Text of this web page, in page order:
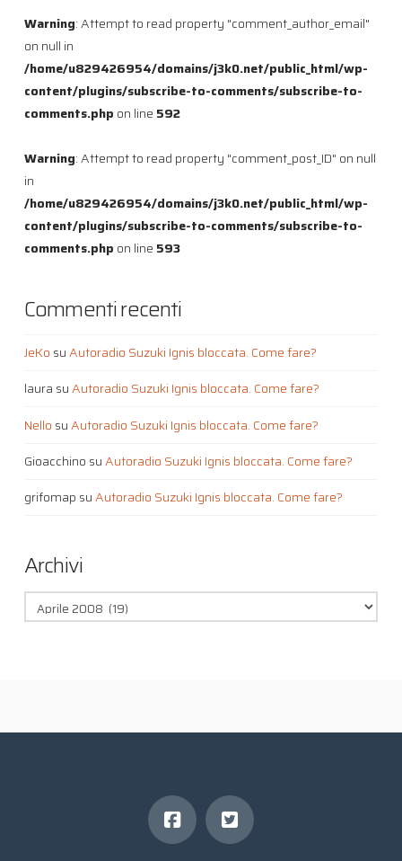
Warning: Attempt to read property "comment_author_email"
on null in
/home/u829426954/domains/j3k0.net/public_html/wp-
content/plugins/subscribe-to-comments/subscribe-to-
comments.php on line 592
Warning: Attempt to read property "comment_post_ID" on null
in
/home/u829426954/domains/j3k0.net/public_html/wp-
content/plugins/subscribe-to-comments/subscribe-to-
comments.php on line 593
Commenti recenti
JeKo suAutoradio Suzuki Ignis bloccata. Come fare?
laura suAutoradio Suzuki Ignis bloccata. Come fare?
Nello suAutoradio Suzuki Ignis bloccata. Come fare?
Gioacchino suAutoradio Suzuki Ignis bloccata. Come fare?
grifomap suAutoradio Suzuki Ignis bloccata. Come fare?
Archivi
Archivi